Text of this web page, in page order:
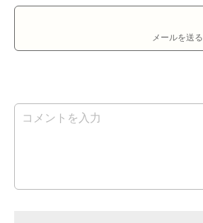
メールを送る